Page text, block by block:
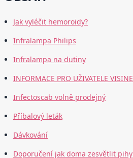
Jak vyléčit hemoroidy?
Infralampa Philips
Infralampa na dutiny
INFORMACE PRO UŽIVATELE
Infectoscab volně prodejný
Příbalový leták
Dávkování
Doporučení jak doma zesvětlit pihy